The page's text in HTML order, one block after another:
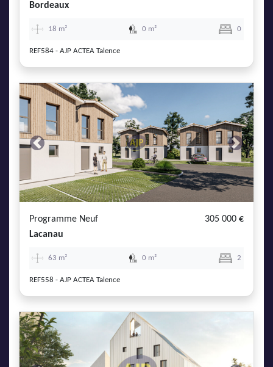
Bordeaux
18 m² 0 m² 0
REF584 - AJP ACTEA Talence
Previous Next
Programme Neuf
305 000 €
Lacanau
63 m² 0 m² 2
REF558 - AJP ACTEA Talence